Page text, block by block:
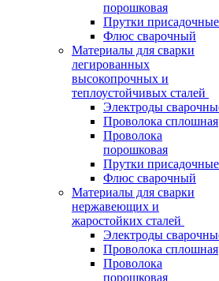
порошковая
Прутки присадочные
Флюс сварочный
Материалы для сварки
легированных
высокопрочных и
теплоустойчивых сталей
Электроды
Проволока сплошная
Проволока
порошковая
Прутки присадочные
Флюс сварочный
Материалы для сварки
нержавеющих и
жаростойких сталей
Электроды
Проволока сплошная
Проволока
порошковая